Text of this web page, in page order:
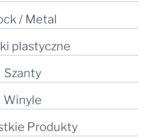
/ Metal
plastyczne
Szanty
Winyle
Produkty